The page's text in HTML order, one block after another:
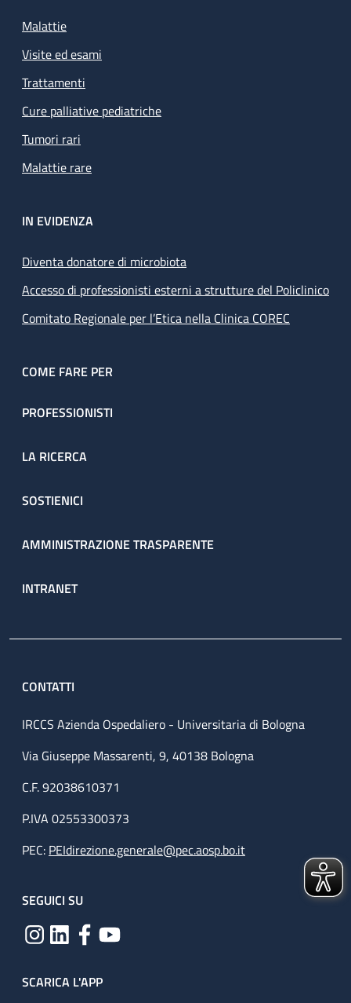
Malattie
Visite ed esami
Trattamenti
Cure palliative pediatriche
Tumori rari
Malattie rare
IN EVIDENZA
Diventa donatore di microbiota
Accesso di professionisti esterni a strutture del Policlinico
Comitato Regionale per l’Etica nella Clinica COREC
COME FARE PER
PROFESSIONISTI
LA RICERCA
SOSTIENICI
AMMINISTRAZIONE TRASPARENTE
INTRANET
CONTATTI
IRCCS Azienda Ospedaliero - Universitaria di Bologna
Via Giuseppe Massarenti, 9, 40138 Bologna
C.F. 92038610371
P.IVA 02553300373
PEC: PEIdirezione.generale@pec.aosp.bo.it
SEGUICI SU
SCARICA L'APP